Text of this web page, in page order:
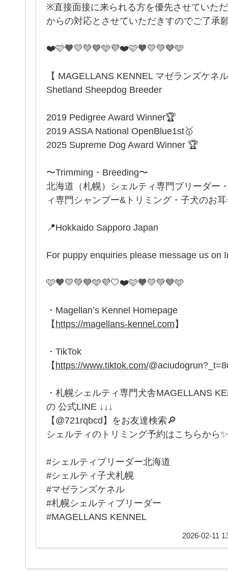
※直接面接に来られる方を優先させていた
からの対応とさせていただきすのでご了承願
❤️🩷🧡💛💚💙🩵💜❤️🩷🧡💛💚💙🩵
【 MAGELLANS KENNEL マゼランズケネ
Shetland Sheepdog Breeder
2019 Pedigree Award Winner🏆
2019 ASSA National OpenBlue1st🥇
2025 Supreme Dog Award Winner 🏆
〜Trimming・Breeding〜
北海道（札幌）シェルティ専門ブリーダー
ィ専門シャンプー&トリミング・子犬のお
📍Hokkaido Sapporo Japan
For puppy enquiries please message us on
🩷🧡💛💚💙🩵💜🤍❤️🩷🧡💛💚💙🩵
・Magellan’s Kennel Homepage
【https://magellans-kennel.com】
・TikTok
【https://www.tiktok.com/
・札幌シェルティ専門犬舎MAGELLANS
の 公式LINE ↓↓↓
【@721rqbcd】をお友達検索🔎
シェルティのトリミング予約はこちらから✨
#シェルティブリーダー北海道
#シェルティ子犬札幌
#マゼランズケネル
#札幌シェルティブリーダー
#MAGELLANS KENNEL
2026-02-11